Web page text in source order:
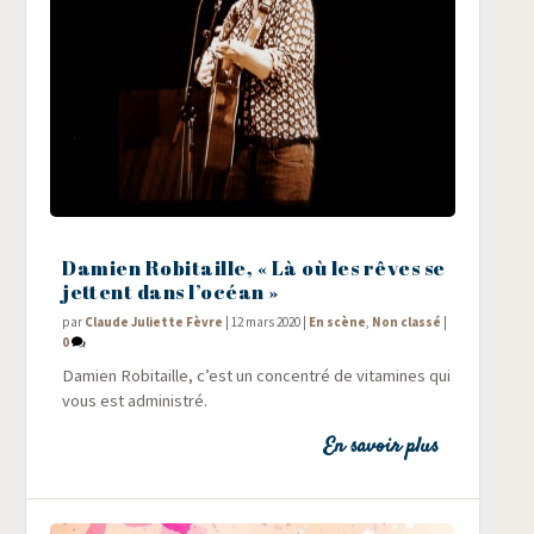
Damien Robitaille, « Là où les rêves se
jettent dans l’océan »
par Claude Juliette Fèvre | 12 mars 2020 | En scène Non classé |
0
Damien Robi­taille, c’est un concen­tré de vita­mines qui
vous est administré.
En savoir plus